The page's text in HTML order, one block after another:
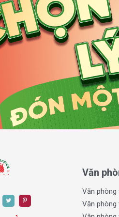
nghiệp. Đây là lựa chọn phù
tiện nghi và thoải mái tại Quận 1.
1 tầng hầm, 1 trệt và 8 tầng lầu
Từ 100m² đến
đến các công ty có quy mô
Mặt sàn rộng, thoáng đãng, ít
ưu không gian sử dụng.
dựng:Vật liệu và trang thiết bị
làm việc thoải mái, góp
thể hiện sự chuyên nghiệp
Văn
Văn phòng
Văn phòng